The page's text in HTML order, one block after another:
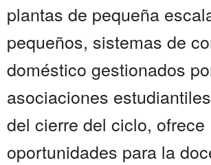
plantas de pequeña
pequeños, sistemas de
doméstico gestionados
asociaciones
del cierre del ciclo, ofrece
oportunidades para la